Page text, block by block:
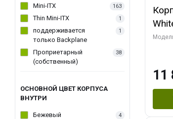
Mini-ITX 163
Thin Mini-ITX 1
поддерживается
только Backplane
1
Проприетарный
(собственный)
38
ОСНОВНОЙ ЦВЕТ КОРПУСА
ВНУТРИ
Бежевый 4
11